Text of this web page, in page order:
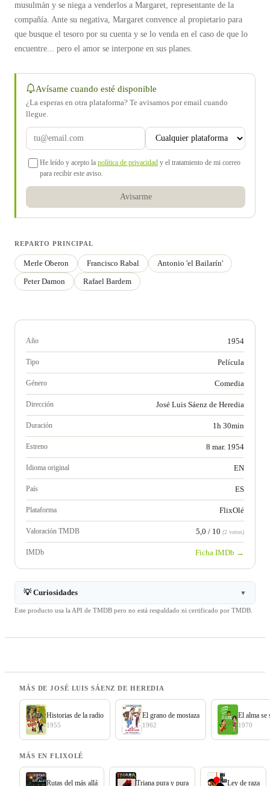
musulmán y se niega a venderlos a Margaret, representante de la
compañía. Ante su negativa, Margaret convence al propietario para
que busque el tesoro por su cuenta y se lo venda en el caso de que lo
encuentre... pero el amor se interpone en sus planes.
Avísame cuando esté disponible
¿La esperas en otra plataforma? Te avisamos por email cuando
llegue.
He leído y acepto la política de privacidad y el tratamiento de mi correo
para recibir este aviso.
Avisarme
REPARTO PRINCIPAL
Merle Oberon Francisco Rabal
Antonio 'el Bailarín'
Peter Damon
Rafael Bardem
Año 1954
Tipo Película
Género Comedia
Dirección José Luis Sáenz de Heredia
Duración 1h 30min
Estreno 8 mar. 1954
Idioma original EN
País ES
Plataforma FlixOlé
Valoración TMDB 5,0 / 10 (2 votos)
IMDb Ficha IMDb →
💡 Curiosidades ▼
Este producto usa la API de TMDB pero no está respaldado ni certificado por TMDB.
MÁS DE JOSÉ LUIS SÁENZ DE HEREDIA
Historias de la radio
1955
El grano de mostaza
1962
El alma se
1970
MÁS EN FLIXOLÉ
Rutas del más allá Triana pura y pura Ley de raza